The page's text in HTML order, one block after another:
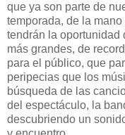
que ya son parte de
temporada, de la
tendrán la oportunidad
más grandes, de
para el público, que
peripecias que los
búsqueda de las
del espectáculo, la
descubriendo un